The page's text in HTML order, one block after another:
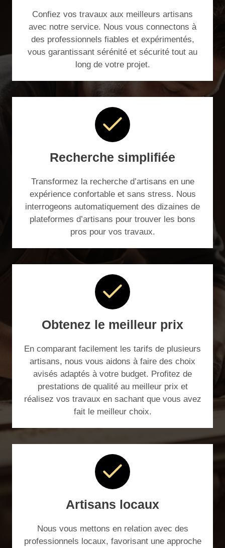
Confiez vos travaux aux meilleurs artisans
avec notre service. Nous vous connectons à
des professionnels fiables et expérimentés,
vous garantissant sérénité et sécurité tout au
long de votre projet.
Recherche simplifiée
Transformez la recherche d’artisans en une
expérience confortable et sans stress. Nous
interrogeons automatiquement des dizaines de
plateformes d’artisans pour trouver les bons
pros pour vos travaux.
Obtenez le meilleur prix
En comparant facilement les tarifs de plusieurs
artisans, nous vous aidons à faire des choix
avisés adaptés à votre budget. Profitez de
prestations de qualité au meilleur prix et
réalisez vos travaux en sachant que vous avez
fait le meilleur choix.
Artisans locaux
Nous vous mettons en relation avec des
professionnels locaux, favorisant une approche